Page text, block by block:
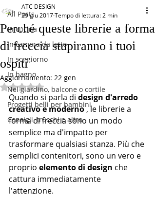
All Posts
In cucina
In camera da letto
In soggiorno
In bagno
Nel giardino, balcone o cortile
Progetti belli per bambini
Consigli, trucchi e altro
Perché queste librerie a forma
di freccia stupiranno i tuoi
ospiti
ATC DESIGN
29 giu 2017Tempo di lettura: 2 min
Aggiornamento: 22 gen
Valutazione NaN stelle su 5.
Quando si parla di design d'arredo
creativo e moderno , le librerie a
forma di freccia sono un modo
semplice ma d'impatto per
trasformare qualsiasi stanza. Più che
semplici contenitori, sono un vero e
proprio elemento di design che
cattura immediatamente
l'attenzione.